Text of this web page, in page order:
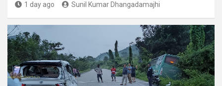
1 day ago Sunil Kumar Dhangadamajhi